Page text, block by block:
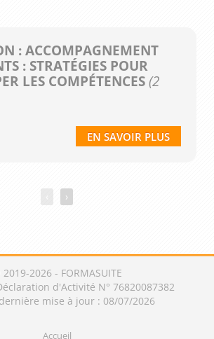
: ACCOMPAGNEMENT
: STRATÉGIES POUR
LES COMPÉTENCES(2
EN SAVOIR PLUS
›
2026 - FORMASUITE
d'Activité N° 76820087382
mise à jour : 08/07/2026
Accueil